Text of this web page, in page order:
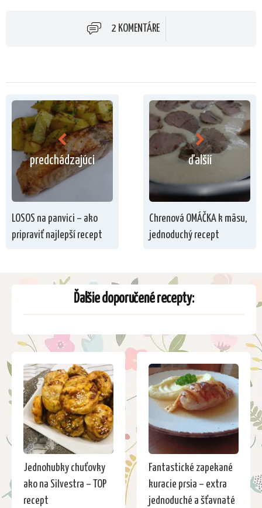
2 KOMENTÁRE
predchádzajúci
LOSOS na panvici – ako
pripraviť najlepší recept
ďalšií
Chrenová OMÁČKA k mäsu,
jednoduchý recept
Ďalšie doporučené recepty:
Jednohubky chuťovky
ako na Silvestra – TOP
recept
Fantastické zapekané
kuracie prsia – extra
jednoduché a šťavnaté